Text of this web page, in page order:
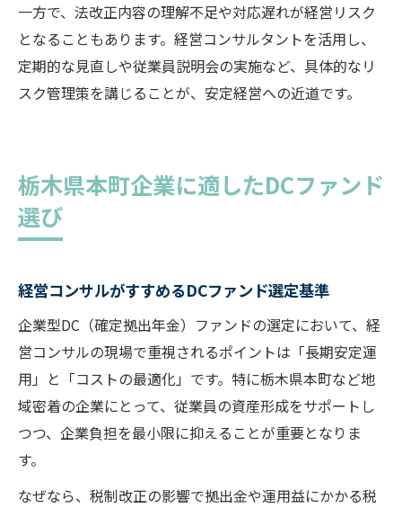
一方で、法改正内容の理解不足や対応遅れが経営リスク
となることもあります。経営コンサルタントを活用し、
定期的な見直しや従業員説明会の実施など、具体的なリ
スク管理策を講じることが、安定経営への近道です。
栃木県本町企業に適したDCファンド
選び
経営コンサルがすすめるDCファンド選定基準
企業型DC（確定拠出年金）ファンドの選定において、経
営コンサルの現場で重視されるポイントは「長期安定運
用」と「コストの最適化」です。特に栃木県本町など地
域密着の企業にとって、従業員の資産形成をサポートし
つつ、企業負担を最小限に抑えることが重要となりま
す。
なぜなら、税制改正の影響で拠出金や運用益にかかる税